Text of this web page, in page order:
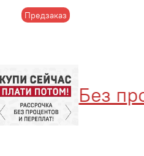
Предзаказ
Без